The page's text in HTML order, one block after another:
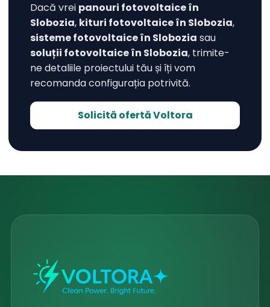
Dacă vrei panouri fotovoltaice în
Slobozia, kituri fotovoltaice în Slobozia,
sisteme fotovoltaice în Slobozia sau
soluții fotovoltaice în Slobozia, trimite-
ne detaliile proiectului tău și îți vom
recomanda configurația potrivită.
Solicită ofertă Voltora